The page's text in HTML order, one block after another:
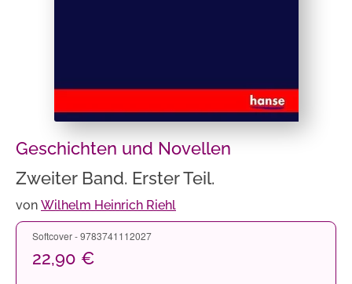
Geschichten und Novellen
Zweiter Band. Erster Teil.
von Wilhelm Heinrich Riehl
Softcover - 9783741112027
22,90 €